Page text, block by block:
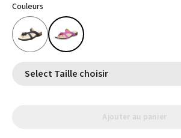
Couleurs
Select Taille choisir
Ajouter au panier